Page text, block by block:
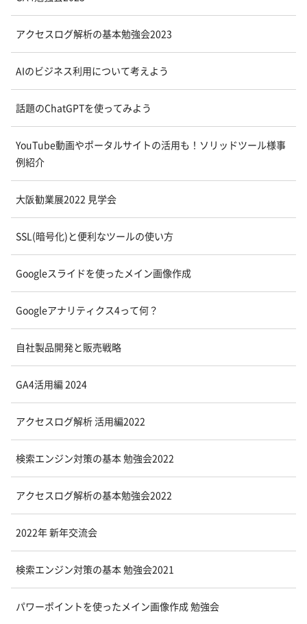
アクセスログ解析の基本勉強会2023
AIのビジネス利用について考えよう
話題のChatGPTを使ってみよう
YouTube動画やポータルサイトの活用も！ソリッドツール様事
例紹介
大阪勧業展2022 見学会
SSL(暗号化)と便利なツールの使い方
Googleスライドを使ったメイン画像作成
Googleアナリティクス4って何？
自社製品開発と販売戦略
GA4活用編 2024
アクセスログ解析 活用編2022
検索エンジン対策の基本 勉強会2022
アクセスログ解析の基本勉強会2022
2022年 新年交流会
検索エンジン対策の基本 勉強会2021
パワーポイントを使ったメイン画像作成 勉強会